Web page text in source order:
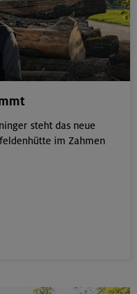
steht das neue
im Zahmen